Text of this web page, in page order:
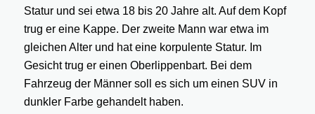
Statur und sei etwa 18 bis 20 Jahre alt. Auf dem Kopf
trug er eine Kappe. Der zweite Mann war etwa im
gleichen Alter und hat eine korpulente Statur. Im
Gesicht trug er einen Oberlippenbart. Bei dem
Fahrzeug der Männer soll es sich um einen SUV in
dunkler Farbe gehandelt haben.